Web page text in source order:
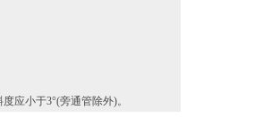
应小于3°(旁通管除外)。